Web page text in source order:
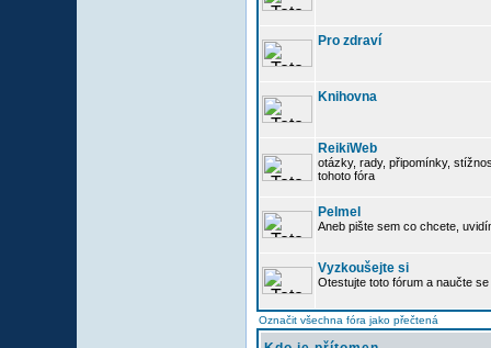
Pro zdraví
Knihovna
ReikiWeb
otázky, rady, připomínky,
tohoto fóra
Pelmel
Aneb pište sem co chcete,
Vyzkoušejte si
Otestujte toto fórum a naučte
Označit všechna fóra jako přečtená